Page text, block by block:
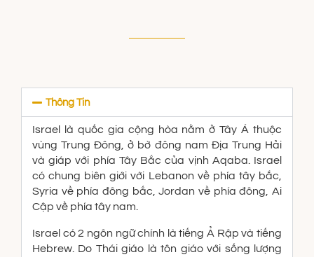
Thông Tin
Israel là quốc gia cộng hòa nằm ở Tây Á thuộc
vùng Trung Đông, ở bờ đông nam Địa Trung Hải
và giáp với phía Tây Bắc của vịnh Aqaba. Israel
có chung biên giới với Lebanon về phía tây bắc,
Syria về phía đông bắc, Jordan về phía đông, Ai
Cập về phía tây nam.
Israel có 2 ngôn ngữ chính là tiếng Ả Rập và tiếng
Hebrew. Do Thái giáo là tôn giáo với sống lượng